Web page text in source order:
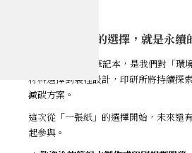
結語｜一張紙的選擇，就是永續
MIT再生紙車線筆記本，是我們對「環
材料選擇到製程設計，印研所將持續探
減碳方案。
這次從「一張紙」的選擇開始，未來還
起參與。